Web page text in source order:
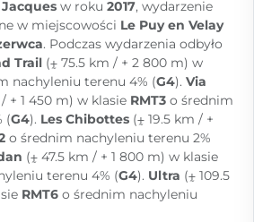
w roku 2017, wydarzenie
w miejscowości Le Puy en Velay
. Podczas wydarzenia odbyło
Trail (⨦ 75.5 km / + 2 800 m) w
nachyleniu terenu 4% (G4). Via
+ 1 450 m) w klasie RMT3 o średnim
(G4). Les Chibottes (⨦ 19.5 km / +
o średnim nachyleniu terenu 2%
(⨦ 47.5 km / + 1 800 m) w klasie
terenu 4% (G4). Ultra (⨦ 109.5
RMT6 o średnim nachyleniu